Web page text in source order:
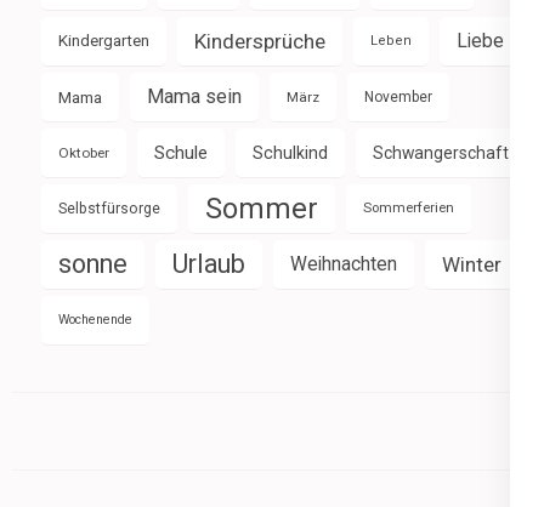
Kindergarten Kindersprüche Leben Liebe
Mama Mama sein März November
Oktober Schule Schulkind Schwangerschaft
Selbstfürsorge Sommer Sommerferien
sonne Urlaub Weihnachten Winter
Wochenende